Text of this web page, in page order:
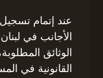
عند إتمام
الأجانب في
الوثائق
القانونية في